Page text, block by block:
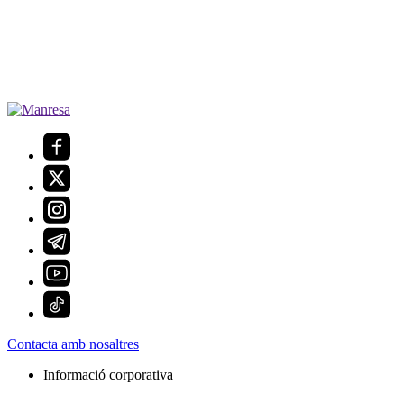
Contacta amb nosaltres
Informació corporativa